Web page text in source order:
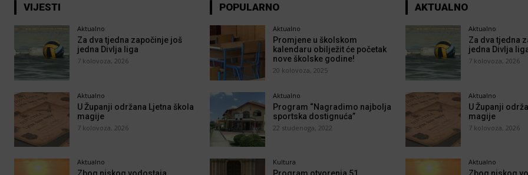
VIJESTI
Aktualno
Za dva tjedna započinje još
jedna Divlja liga
7 kolovoza, 2026
Aktualno
U Županji održana Ljetna škola
magije
7 kolovoza, 2026
Aktualno
POPULARNO
Aktualno
Promjene u školskom
kalendaru obilježit će početak
nove školske godine!
20 kolovoza, 2025
Aktualno
Program “Nagradimo najbolja
sportska dostignuća”
22 studenoga, 2022
Kultura
AKTUALNO
Aktualno
Za dva tjedna
jedna Divlja
7 kolovoza, 2026
Aktualno
U Županji
magije
7 kolovoza, 2026
Aktualno